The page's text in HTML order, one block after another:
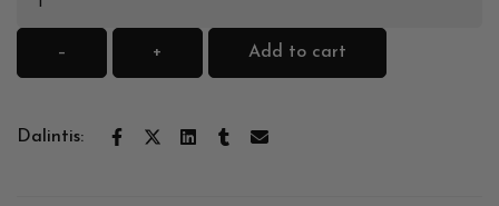
– + Add to cart
Dalintis: